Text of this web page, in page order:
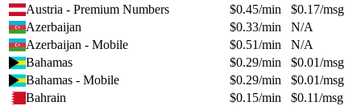
Austria - Premium Numbers
$0.45/min $0.17/msg
Azerbaijan
$0.33/min
N/A
Azerbaijan - Mobile
$0.51/min
N/A
Bahamas
$0.29/min $0.01/msg
Bahamas - Mobile
$0.29/min $0.01/msg
Bahrain
$0.15/min $0.11/msg